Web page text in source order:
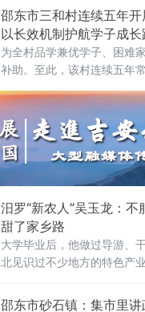
袋，细心的为枝头幼嫩的莲
做好果品管护工作，为后续
根基。据种植户戴光安介绍
种优质改良品种“黑糖芭比”
培育，今年果树迎来首次挂
亩的果园预估亩产可达2
邵东市三和村连续五年
以长效机制护航学子成长
为全村品学兼优学子、困难
补助。至此，该村连续五年
航青春梦想，厚植全村尊师
良风尚。三和村曾为省级贫
外出务工为主。立足阻断贫
乡村振兴根基，村“两委”始
生重中之重，久久为功办
汨罗“新农人”吴玉龙：不
甜了家乡路
大学毕业后，他做过导游、
北见识过不少地方的特色产
返乡创业的念头。“别人家乡
邵东市砂石镇：集市里